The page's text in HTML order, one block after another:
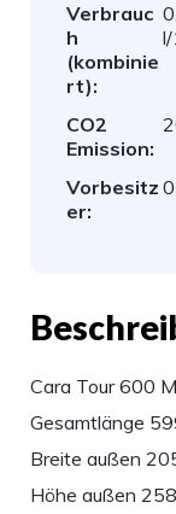
Verbrauc
h
(kombinie
rt):
CO2
Emission:
Vorbesitz
er:
0
Cara Tour 600
Gesamtlänge
Breite außen
Höhe außen